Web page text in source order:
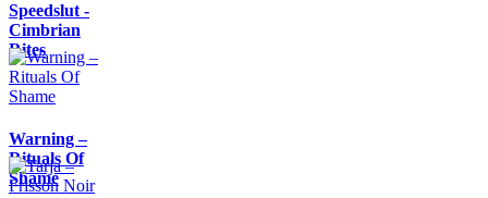
Speedslut -
Cimbrian
Rites
Warning –
Rituals Of
Shame